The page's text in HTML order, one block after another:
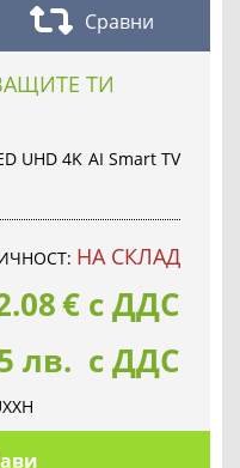
Сравни
ТИ
UHD 4K AI Smart TV
НА СКЛАД
€ с ДДС
лв. с ДДС